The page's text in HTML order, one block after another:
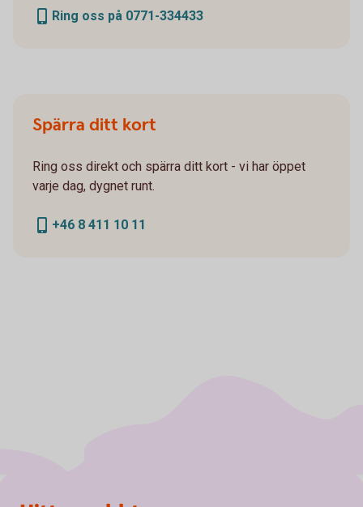
Ring oss på 0771-334433
Spärra ditt kort
Ring oss direkt och spärra ditt kort - vi har öppet
varje dag, dygnet runt.
+46 8 411 10 11